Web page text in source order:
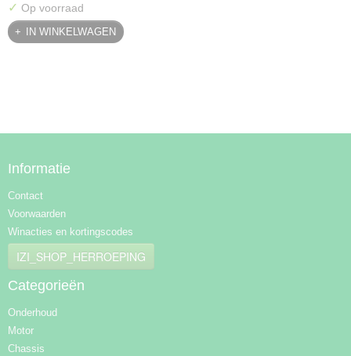
✓ Op voorraad
IN WINKELWAGEN
Informatie
Contact
Voorwaarden
Winacties en kortingscodes
IZI_SHOP_HERROEPING
Categorieën
Onderhoud
Motor
Chassis